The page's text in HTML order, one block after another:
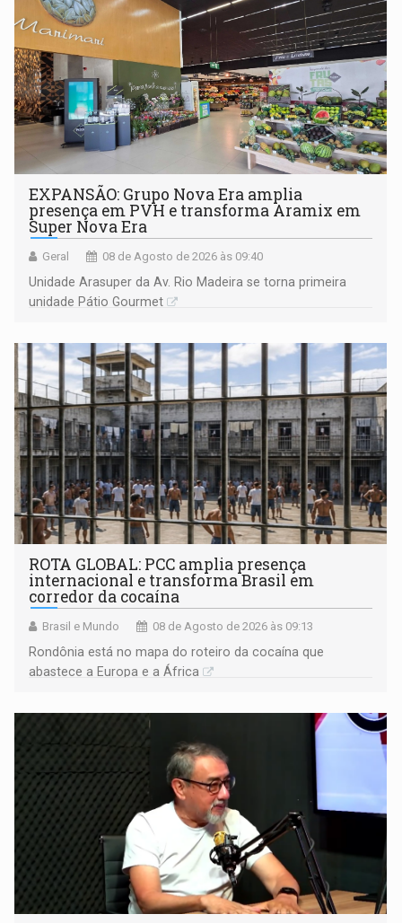
EXPANSÃO: Grupo Nova Era amplia
presença em PVH e transforma Aramix em
Super Nova Era
Geral 08 de Agosto de 2026 às 09:40
Unidade Arasuper da Av. Rio Madeira se torna primeira
unidade Pátio Gourmet
ROTA GLOBAL: PCC amplia presença
internacional e transforma Brasil em
corredor da cocaína
Brasil e Mundo 08 de Agosto de 2026 às 09:13
Rondônia está no mapa do roteiro da cocaína que
abastece a Europa e a África